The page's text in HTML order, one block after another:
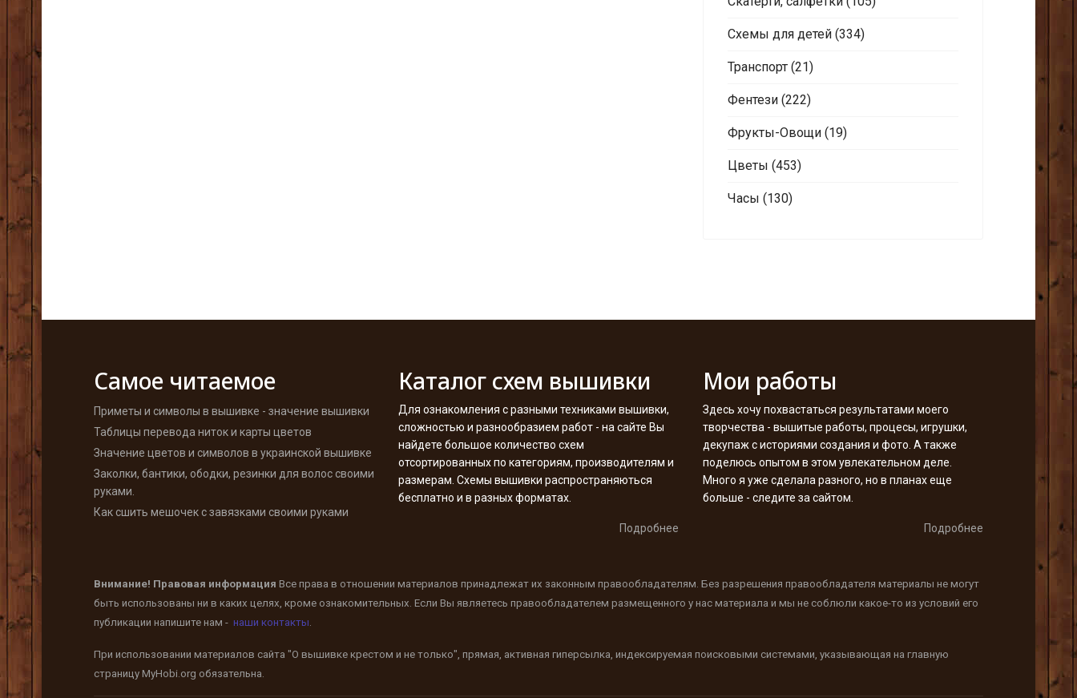
Схемы для детей (334)
Транспорт (21)
Фентези (222)
Фрукты-Овощи (19)
Цветы (453)
Часы (130)
Самое читаемое
Приметы и символы в вышивке - значение вышивки
Таблицы перевода ниток и карты цветов
Значение цветов и символов в украинской вышивке
Заколки, бантики, ободки, резинки для волос своими
руками.
Как сшить мешочек с завязками своими руками
Каталог схем вышивки
Для ознакомления с разными техниками вышивки,
сложностью и разнообразием работ - на сайте Вы
найдете большое количество схем
отсортированных по категориям, производителям и
размерам. Схемы вышивки распространяються
бесплатно и в разных форматах.
Подробнее
Мои работы
Здесь хочу похвастаться результатами моего
творчества - вышитые работы, процесы, игрушки,
декупаж с историями создания и фото. А также
поделюсь опытом в этом увлекательном деле.
Много я уже сделала разного, но в планах еще
больше - следите за сайтом.
Подробнее
Внимание! Правовая информация Все права в отношении материалов принадлежат их законным правообладателям. Без разрешения правообладателя материалы не могут
быть использованы ни в каких целях, кроме ознакомительных. Если Вы являетесь правообладателем размещенного у нас материала и мы не соблюли какое-то из условий его
публикации напишите нам - наши контакты.
При использовании материалов сайта "О вышивке крестом и не только", прямая, активная гиперсылка, индексируемая поисковыми системами, указывающая на главную
страницу MyHobi.org обязательна.